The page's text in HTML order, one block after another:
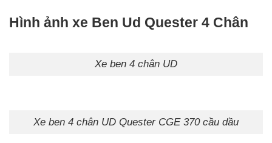
Hình ảnh xe Ben Ud Quester 4 Chân
Xe ben 4 chân UD
Xe ben 4 chân UD Quester CGE 370 cầu dầu